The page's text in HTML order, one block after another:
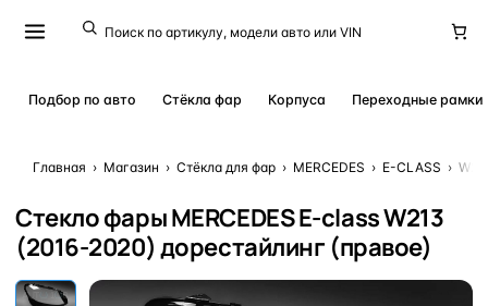
Подбор по авто Стёкла фар Корпуса Переходные рамки
Главная › Магазин › Стёкла для фар › MERCEDES › E-CLASS ›
Стекло фары MERCEDES E-class W213
(2016-2020) дорестайлинг (правое)